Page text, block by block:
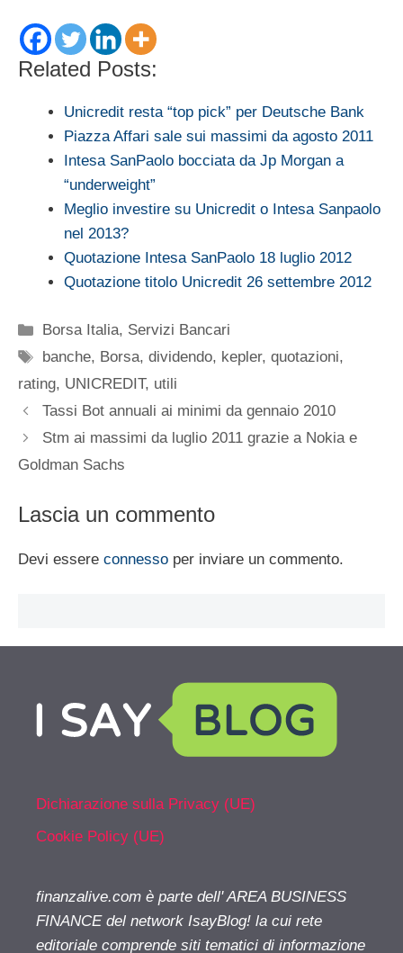
Related Posts:
Unicredit resta “top pick” per Deutsche Bank
Piazza Affari sale sui massimi da agosto 2011
Intesa SanPaolo bocciata da Jp Morgan a
“underweight”
Meglio investire su Unicredit o Intesa Sanpaolo
nel 2013?
Quotazione Intesa SanPaolo 18 luglio 2012
Quotazione titolo Unicredit 26 settembre 2012
Categorie
Borsa Italia, Servizi Bancari
Tag
banche, Borsa,dividendo, kepler,quotazioni,
rating, UNICREDIT, utili
Tassi Bot annuali ai minimi da gennaio 2010
Stm ai massimi da luglio 2011 grazie a Nokia e
Goldman Sachs
Lascia un commento
Devi essere connesso per inviare un commento.
Dichiarazione sulla Privacy (UE)
Cookie Policy (UE)
finanzalive.com è parte dell' AREA BUSINESS
FINANCE del network IsayBlog! la cui rete
editoriale comprende siti tematici di informazione